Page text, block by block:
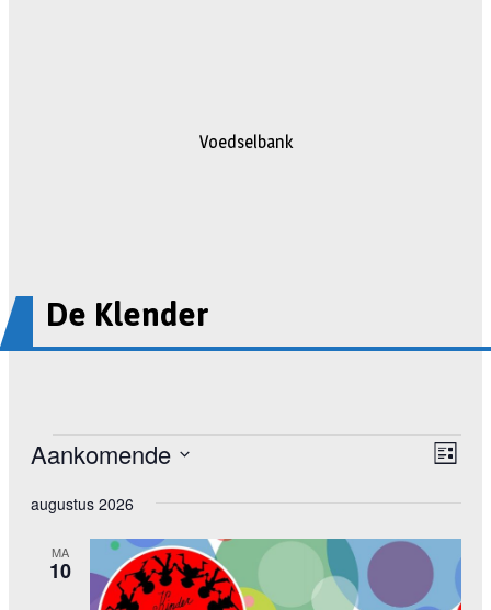
Voedselbank
De Klender